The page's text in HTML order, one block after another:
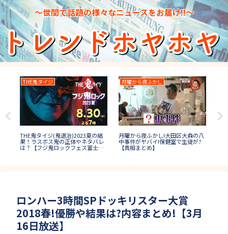
～世間で話題の様々なニュースをお届け!!～
THE鬼タイジ
THE鬼タイジ(鬼退治)2023夏の結
果！ラスボス鬼の正体やネタバレ
は？【フジ鬼ロックフェス富士
月曜から夜ふかし
月曜から夜ふかし!大田区大森の八
中事件がヤバイ!保健室で生徒が?
【真相まとめ】
ロンハー3時間SPドッキリスター大賞
2018春!優勝や結果は?内容まとめ!【3月
16日放送】